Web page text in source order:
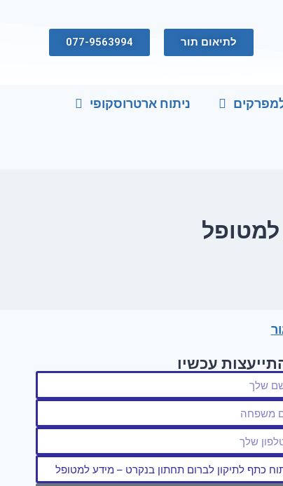
לתיאום תור 077-9563994
ניתוח ארטרוסקופי
למטופל
עכשיו